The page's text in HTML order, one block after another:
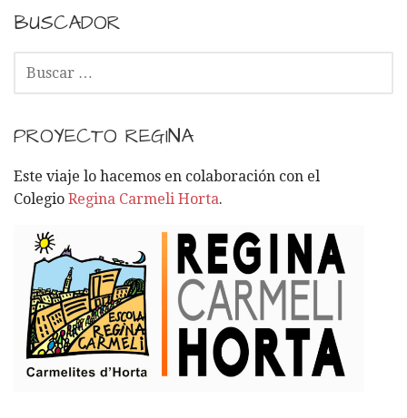
e
g
c
i
ó
o
r
BUSCADOR
C
R
:
PROYECTO REGINA
Este viaje lo hacemos en colaboración con el
Colegio Regina Carmeli Horta.